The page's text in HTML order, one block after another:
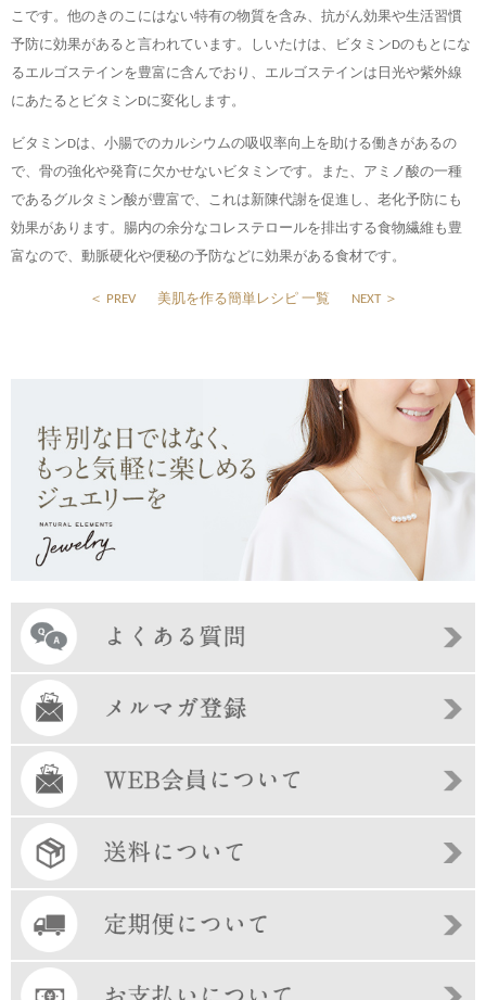
こです。他のきのこにはない特有の物質を含み、抗がん効果や生活習慣
予防に効果があると言われています。しいたけは、ビタミンDのもとにな
るエルゴステインを豊富に含んでおり、エルゴステインは日光や紫外線
にあたるとビタミンDに変化します。
ビタミンDは、小腸でのカルシウムの吸収率向上を助ける働きがあるの
で、骨の強化や発育に欠かせないビタミンです。また、アミノ酸の一種
であるグルタミン酸が豊富で、これは新陳代謝を促進し、老化予防にも
効果があります。腸内の余分なコレステロールを排出する食物繊維も豊
富なので、動脈硬化や便秘の予防などに効果がある食材です。
＜ PREV 美肌を作る簡単レシピ 一覧 NEXT ＞